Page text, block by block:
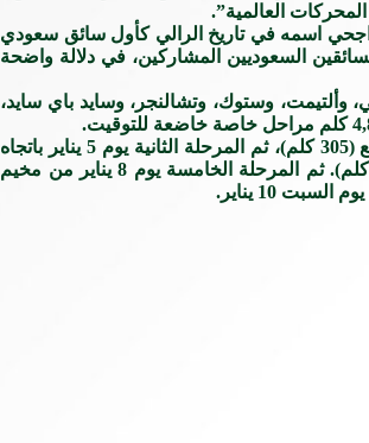
بطلنا يزيد الراجحي اسمه في تاريخ الرالي كأول سائق سعودي
السعوديين المشاركين، في دلالة واضحة
على ثماني فئات مختلفة، ألتيمت بي، وألتيمت، وستوك، وتشالنجر، وسايد باي سايد،
وتنطلق المنافسات يوم السبت 3 يناير بالمرحلة الاستعراضية في ينبع لمسافة 23 كلم، تليها المرحلة الأولى يوم الأحد من ينبع إلى ينبع (305 كلم)، ثم المرحلة الثانية يوم 5 يناير باتجاه
العُلا (400 كلم)، فالمرحلة الثالثة في العُلا يوم 6 يناير (422 كلم)، وتليها المرحلة الرابعة يوم 7 يناير من العُلا إلى مخيم المبيت (451 كلم). ثم المرحلة الخامسة يوم 8 يناير من مخيم